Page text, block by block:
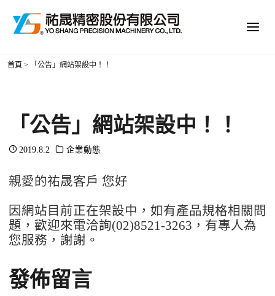
首頁 > 「公告」網站架設中！！
「公告」網站架設中！！
2019.8.2 企業動態
親愛的祐晟客戶 您好
因網站目前正在架設中，如有產品規格相關問
題，歡迎來電洽詢(02)8521-3263，有專人為
您服務，謝謝。
發佈留言